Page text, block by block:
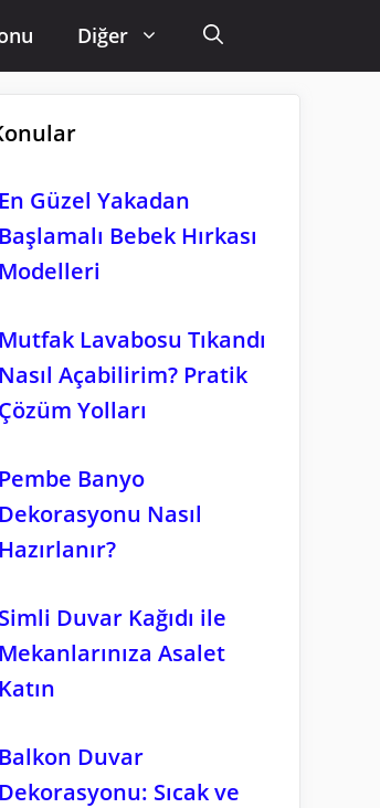
Diğer
En Güzel Yakadan
Başlamalı Bebek Hırkası
Modelleri
Mutfak Lavabosu Tıkandı
Nasıl Açabilirim? Pratik
Çözüm Yolları
Pembe Banyo
Dekorasyonu Nasıl
Hazırlanır?
Simli Duvar Kağıdı ile
Mekanlarınıza Asalet
Katın
Balkon Duvar
Dekorasyonu: Sıcak ve